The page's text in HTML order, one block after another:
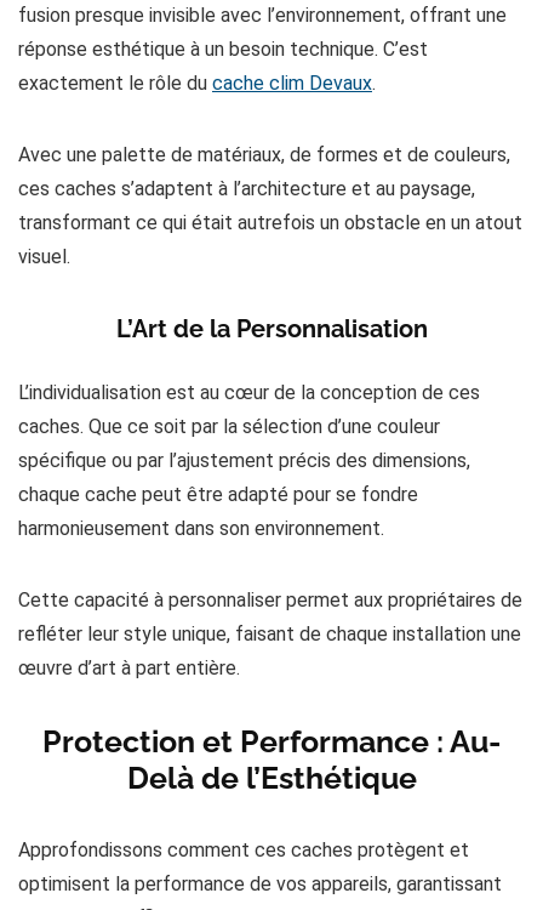
fusion presque invisible avec l’environnement, offrant une
réponse esthétique à un besoin technique. C’est
exactement le rôle du cache clim Devaux.
Avec une palette de matériaux, de formes et de couleurs,
ces caches s’adaptent à l’architecture et au paysage,
transformant ce qui était autrefois un obstacle en un atout
visuel​​​​.
L’Art de la Personnalisation
L’individualisation est au cœur de la conception de ces
caches. Que ce soit par la sélection d’une couleur
spécifique ou par l’ajustement précis des dimensions,
chaque cache peut être adapté pour se fondre
harmonieusement dans son environnement.
Cette capacité à personnaliser permet aux propriétaires de
refléter leur style unique, faisant de chaque installation une
œuvre d’art à part entière​​​​.
Protection et Performance : Au-
Delà de l’Esthétique
Approfondissons comment ces caches protègent et
optimisent la performance de vos appareils, garantissant